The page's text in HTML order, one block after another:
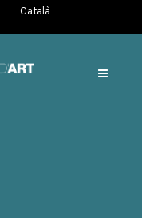
Català